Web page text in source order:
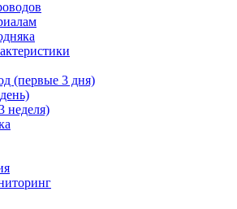
(первые 3 дня)
неделя)